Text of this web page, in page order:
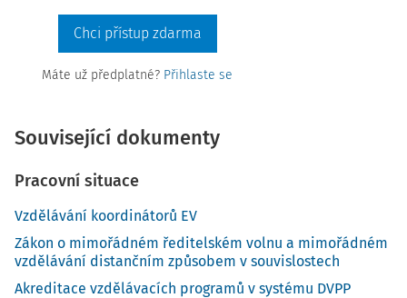
Chci přístup zdarma
Máte už předplatné? Přihlaste se
Související dokumenty
Pracovní situace
Vzdělávání koordinátorů EV
Zákon o mimořádném ředitelském volnu a mimořádném
vzdělávání distančním způsobem v souvislostech
Akreditace vzdělávacích programů v systému DVPP